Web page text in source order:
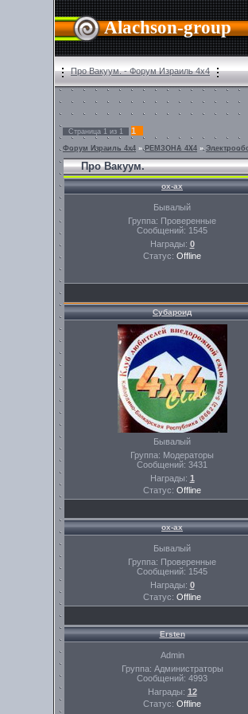
Alachson-group
Про Вакуум. - Форум Израиль 4х4
Страница 1 из 1 1
Форум Израиль 4х4 » РЕМЗОНА 4Х4 »
Про Вакуум.
ох-ах
Бывалый
Группа: Проверенные
Сообщений: 1545
Награды: 0
Статус: Offline
Субароид
Бывалый
Группа: Модераторы
Сообщений: 3431
Награды: 1
Статус: Offline
ох-ах
Бывалый
Группа: Проверенные
Сообщений: 1545
Награды: 0
Статус: Offline
Ersten
Admin
Группа: Администраторы
Сообщений: 4993
Награды: 12
Статус: Offline